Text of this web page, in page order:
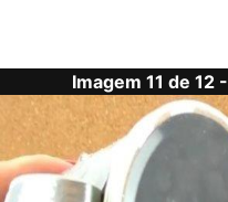
Imagem 11 de 12 -